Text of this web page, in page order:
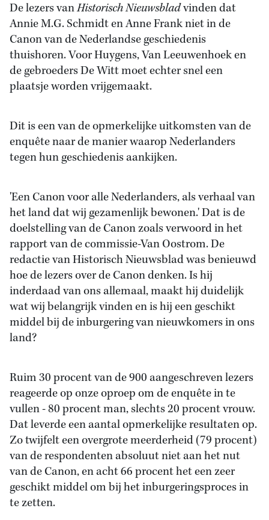
Zoek
De lezers vanHistorisch Nieuwsbladvinden dat
Annie M.G. Schmidt en Anne Frank niet in de
Canon van de Nederlandse geschiedenis
thuishoren. Voor Huygens, Van Leeuwenhoek en
de gebroeders De Witt moet echter snel een
plaatsje worden vrijgemaakt.
Dit is een van de opmerkelijke uitkomsten van de
enquête naar de manier waarop Nederlanders
tegen hun geschiedenis aankijken.
'Een Canon voor alle Nederlanders, als verhaal van
het land dat wij gezamenlijk bewonen.' Dat is de
doelstelling van de Canon zoals verwoord in het
rapport van de commissie-Van Oostrom. De
redactie van Historisch Nieuwsblad was benieuwd
hoe de lezers over de Canon denken. Is hij
inderdaad van ons allemaal, maakt hij duidelijk
wat wij belangrijk vinden en is hij een geschikt
middel bij de inburgering van nieuwkomers in ons
land?
Ruim 30 procent van de 900 aangeschreven lezers
reageerde op onze oproep om de enquête in te
vullen - 80 procent man, slechts 20 procent vrouw.
Dat leverde een aantal opmerkelijke resultaten op.
Zo twijfelt een overgrote meerderheid (79 procent)
van de respondenten absoluut niet aan het nut
van de Canon, en acht 66 procent het een zeer
geschikt middel om bij het inburgeringsproces in
te zetten.